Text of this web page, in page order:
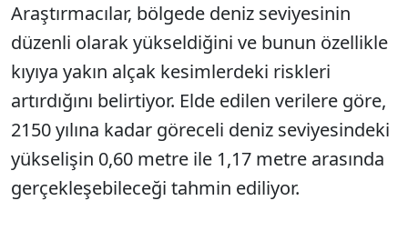
Araştırmacılar, bölgede deniz seviyesinin
düzenli olarak yükseldiğini ve bunun özellikle
kıyıya yakın alçak kesimlerdeki riskleri
artırdığını belirtiyor. Elde edilen verilere göre,
2150 yılına kadar göreceli deniz seviyesindeki
yükselişin 0,60 metre ile 1,17 metre arasında
gerçekleşebileceği tahmin ediliyor.